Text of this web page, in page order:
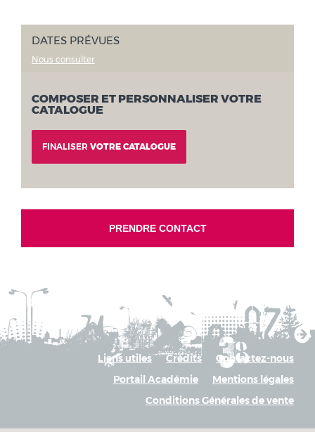
DATES PRÉVUES
Nous consulter
COMPOSER ET PERSONNALISER VOTRE
CATALOGUE
FINALISER VOTRE CATALOGUE
PRENDRE CONTACT
Contactez-nous
Crédits
Liens utiles
Mentions légales
Portail Académie
Conditions Générales de vente